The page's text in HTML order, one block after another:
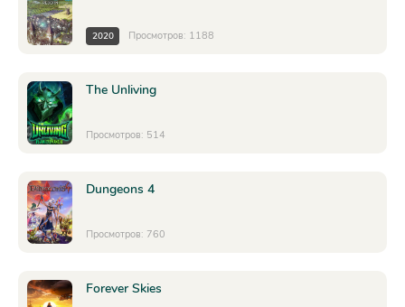
2020 Просмотров: 1188
The Unliving
Просмотров: 514
Dungeons 4
Просмотров: 760
Forever Skies